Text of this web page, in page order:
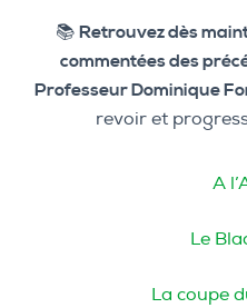
📚 Retrouvez dès
commentées des
Professeur Dominique
revoir et
A
Le
La coupe